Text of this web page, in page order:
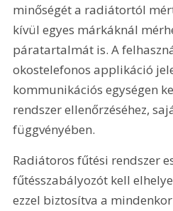
minőségét a radiátortól
kívül egyes márkáknál
páratartalmát is. A
okostelefonos applikáció
kommunikációs egységen
rendszer ellenőrzéséhez,
függvényében.
Radiátoros fűtési rendszer
fűtésszabályozót kell
ezzel biztosítva a